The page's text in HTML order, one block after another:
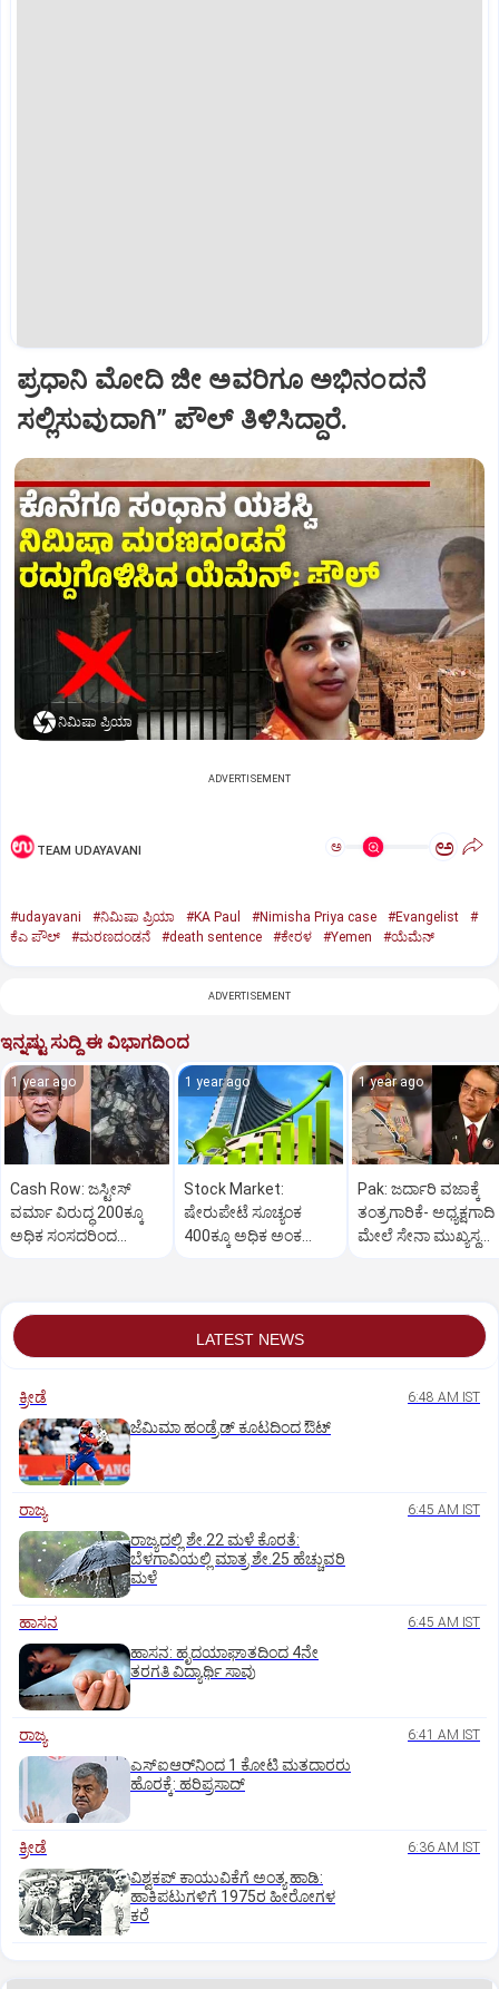
ಪ್ರಧಾನಿ ಮೋದಿ ಜೀ ಅವರಿಗೂ ಅಭಿನಂದನೆ
ಸಲ್ಲಿಸುವುದಾಗಿ” ಪೌಲ್‌ ತಿಳಿಸಿದ್ದಾರೆ.
ನಿಮಿಷಾ ಪ್ರಿಯಾ
ADVERTISEMENT
TEAM UDAYAVANI ಅ ಅ
#udayavani #ನಿಮಿಷಾ ಪ್ರಿಯಾ #KA Paul #Nimisha Priya case #Evangelist
#
ಕೆಎ ಪೌಲ್
#ಮರಣದಂಡನೆ #death sentence #ಕೇರಳ #Yemen #ಯೆಮೆನ್‌
ADVERTISEMENT
ಇನ್ನಷ್ಟು ಸುದ್ದಿ ಈ ವಿಭಾಗದಿಂದ
1 year ago
Cash Row: ಜಸ್ಟೀಸ್‌
ವರ್ಮಾ ವಿರುದ್ಧ 200ಕ್ಕೂ
ಅಧಿಕ ಸಂಸದರಿಂದ
1 year ago
Stock Market:
ಷೇರುಪೇಟೆ ಸೂಚ್ಯಂಕ
400ಕ್ಕೂ ಅಧಿಕ ಅಂಕ
1 year ago
Pak: ಜರ್ದಾರಿ ವಜಾಕ್ಕೆ
ತಂತ್ರಗಾರಿಕೆ- ಅಧ್ಯಕ್ಷಗಾದಿ
ಮೇಲೆ ಸೇನಾ ಮುಖ್ಯಸ್ಥ
LATEST NEWS
ಕ್ರೀಡೆ 6:48 AM IST
ಜೆಮಿಮಾ ಹಂಡ್ರೆಡ್‌ ಕೂಟದಿಂದ ಔಟ್‌
ರಾಜ್ಯ 6:45 AM IST
ರಾಜ್ಯದಲ್ಲಿ ಶೇ.22 ಮಳೆ ಕೊರತೆ:
ಬೆಳಗಾವಿಯಲ್ಲಿ ಮಾತ್ರ ಶೇ.25 ಹೆಚ್ಚುವರಿ
ಮಳೆ
ಹಾಸನ 6:45 AM IST
ಹಾಸನ: ಹೃದಯಾಘಾತದಿಂದ 4ನೇ
ತರಗತಿ ವಿದ್ಯಾರ್ಥಿ ಸಾವು
ರಾಜ್ಯ 6:41 AM IST
ಎಸ್‌ಐಆರ್‌ನಿಂದ 1 ಕೋಟಿ ಮತದಾರರು
ಹೊರಕ್ಕೆ: ಹರಿಪ್ರಸಾದ್‌
ಕ್ರೀಡೆ 6:36 AM IST
ವಿಶ್ವಕಪ್‌ ಕಾಯುವಿಕೆಗೆ ಅಂತ್ಯ ಹಾಡಿ:
ಹಾಕಿಪಟುಗಳಿಗೆ 1975ರ ಹೀರೋಗಳ
ಕರೆ